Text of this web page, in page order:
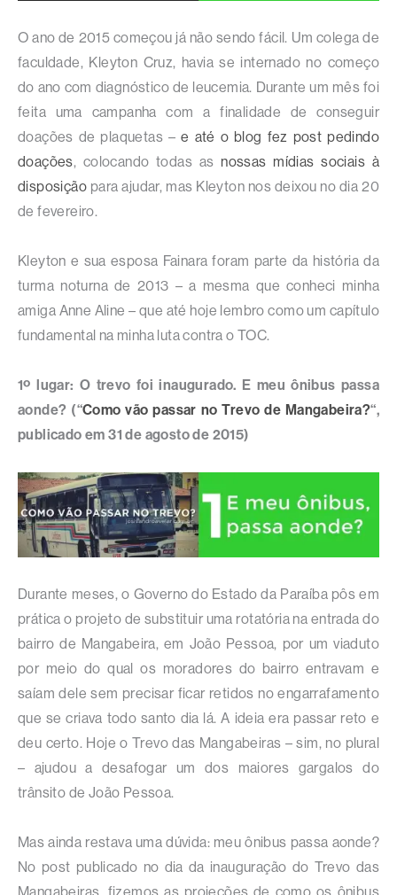
O ano de 2015 começou já não sendo fácil. Um colega de
faculdade, Kleyton Cruz, havia se internado no começo
do ano com diagnóstico de leucemia. Durante um mês foi
feita uma campanha com a finalidade de conseguir
doações de plaquetas –e até o blog fez post pedindo
doações, colocando todas as nossas mídias sociais à
disposição para ajudar, mas Kleyton nos deixou no dia 20
de fevereiro.
Kleyton e sua esposa Fainara foram parte da história da
turma noturna de 2013 – a mesma que conheci minha
amiga Anne Aline – que até hoje lembro como um capítulo
fundamental na minha luta contra o TOC.
1º lugar: O trevo foi inaugurado. E meu ônibus passa
aonde? (“Como vão passar no Trevo de Mangabeira?“,
publicado em 31 de agosto de 2015)
Durante meses, o Governo do Estado da Paraíba pôs em
prática o projeto de substituir uma rotatória na entrada do
bairro de Mangabeira, em João Pessoa, por um viaduto
por meio do qual os moradores do bairro entravam e
saíam dele sem precisar ficar retidos no engarrafamento
que se criava todo santo dia lá. A ideia era passar reto e
deu certo. Hoje o Trevo das Mangabeiras – sim, no plural
– ajudou a desafogar um dos maiores gargalos do
trânsito de João Pessoa.
Mas ainda restava uma dúvida: meu ônibus passa aonde?
No post publicado no dia da inauguração do Trevo das